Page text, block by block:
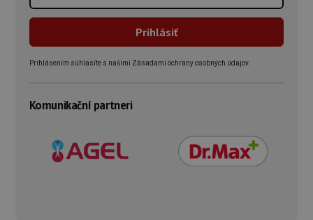
Prihlásením súhlasíte s našimi Zásadami ochrany osobných údajov.
Komunikační partneri